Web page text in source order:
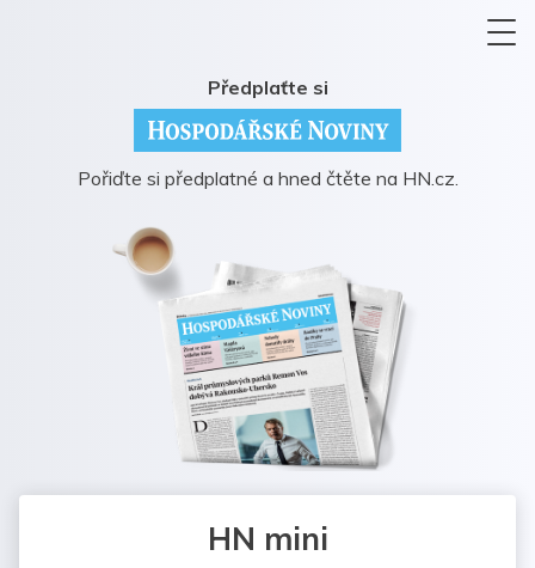
Předplaťte si
Pořiďte si předplatné a hned čtěte na HN.cz.
HN mini